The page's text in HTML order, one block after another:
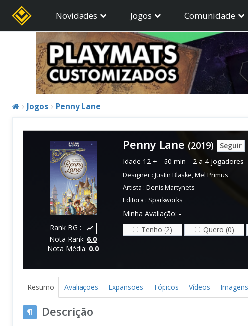
Novidades Jogos Comunidade
Jogos Penny Lane
Rank BG :
Nota Rank: 6.0
Nota Média: 0.0
Penny Lane (2019) Seguir
Idade 12 + 60 min 2 a 4 jogadores
Designer : Justin Blaske,Mel Primus
Artista : Denis Martynets
Editora : Sparkworks
Minha Avaliação: -
Tenho (2)
Quero (0)
Resumo Avaliações Expansões Tópicos Vídeos Imagens
Descrição